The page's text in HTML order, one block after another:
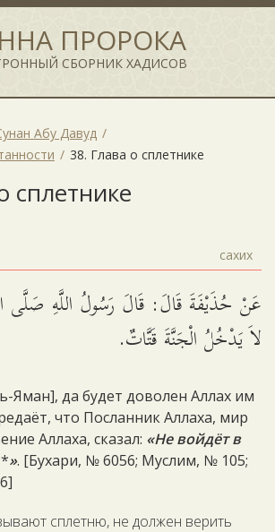
ПРОРОКА
СБОРНИК ХАДИСОВ
Абу Давуд
38. Глава о сплетнике
сплетнике
сахих
عَنْ حُذَيْفَةَ قَالَ: قَالَ رَسُولُ اللَّهِ صَلَّى
لاَ يَدْخُلُ الْجَنَّةَ قَتَّاتٌ.
Яман], да будет доволен Аллах им
что Посланник Аллаха, мир
Аллаха, сказал: «Не войдёт в
». [Бухари, № 6056; Муслим, № 105;
сплетню, не должен верить